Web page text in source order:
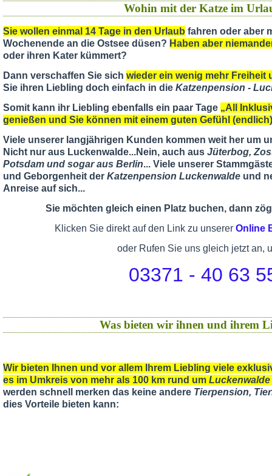
Wohin mit der Katze im
Sie wollen einmal 14 Tage in den Urlaub fahren oder aber
Wochenende an die Ostsee düsen? Haben aber
oder ihren Kater kümmert?
Dann verschaffen Sie sich wieder ein wenig mehr Freiheit
Sie ihren Liebling doch einfach in die Katzenpension -
Somit kann ihr Liebling ebenfalls ein paar Tage „All
genießen und Sie können mit einem guten Gefühl
Viele unserer langjährigen Kunden kommen weit her um
Nicht nur aus Luckenwalde...Nein, auch aus Jüterbog,
Potsdam und sogar aus Berlin... Viele unserer
und Geborgenheit der Katzenpension Luckenwalde und
Anreise auf sich...
Sie möchten gleich einen Platz buchen, dann
Klicken Sie direkt auf den Link zu unserer Online
oder Rufen Sie uns gleich jetzt an,
03371 - 40 63
Was bieten wir ihnen und ihrem
Wir bieten Ihnen und vor allem Ihrem Liebling viele
es im Umkreis von mehr als 100 km rund um Luckenwalde
werden schnell merken das keine andere Tierpension,
dies Vorteile bieten kann: